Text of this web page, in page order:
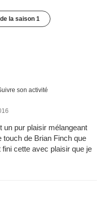
la saison 1
son activité
un pur plaisir mélangeant
touch de Brian Finch que
cette avec plaisir que je